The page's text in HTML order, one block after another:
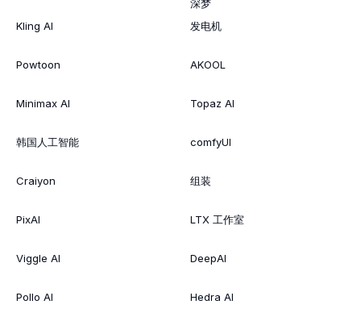
Kling AI
Powtoon
Minimax AI
韩国人工智能
Craiyon
PixAI
Viggle AI
Pollo AI
深梦
发电机
AKOOL
Topaz AI
comfyUI
组装
LTX 工作室
DeepAI
Hedra AI